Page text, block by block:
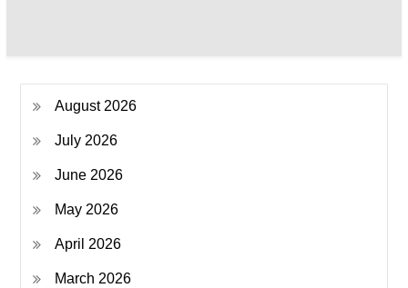
August 2026
July 2026
June 2026
May 2026
April 2026
March 2026